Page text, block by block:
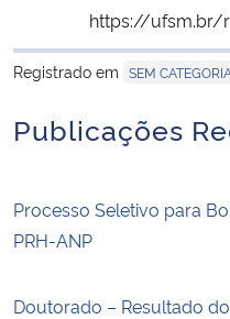
https://ufsm.br/
Registrado em SEM
Publicações
Processo Seletivo para
PRH-ANP
Doutorado – Resultado